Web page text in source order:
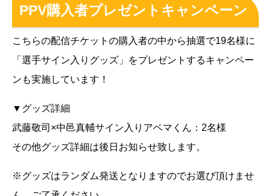
PPV購入者プレゼントキャンペーン
こちらの配信チケットの購入者の中から抽選で19名様に
「選手サイン入りグッズ」をプレゼントするキャンペー
ンも実施しています！
▼グッズ詳細
武藤敬司×中邑真輔サイン入りアベマくん：2名様
その他グッズ詳細は後日お知らせ致します。
※グッズはランダム発送となりますのでお選び頂けませ